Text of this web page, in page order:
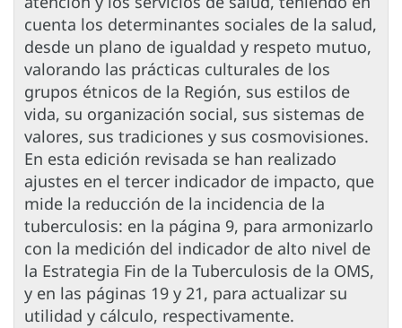
cuenta los determinantes sociales de la salud,
desde un plano de igualdad y respeto mutuo,
valorando las prácticas culturales de los
grupos étnicos de la Región, sus estilos de
vida, su organización social, sus sistemas de
valores, sus tradiciones y sus cosmovisiones.
En esta edición revisada se han realizado
ajustes en el tercer indicador de impacto, que
mide la reducción de la incidencia de la
tuberculosis: en la página 9, para armonizarlo
con la medición del indicador de alto nivel de
la Estrategia Fin de la Tuberculosis de la OMS,
y en las páginas 19 y 21, para actualizar su
utilidad y cálculo, respectivamente.